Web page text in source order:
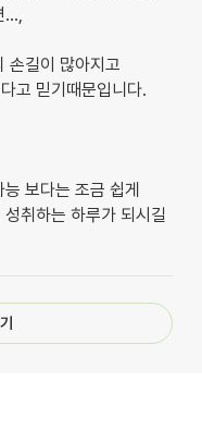
손길이 많아지고
고 믿기때문입니다.
보다는 조금 쉽게
취하는 하루가 되시길